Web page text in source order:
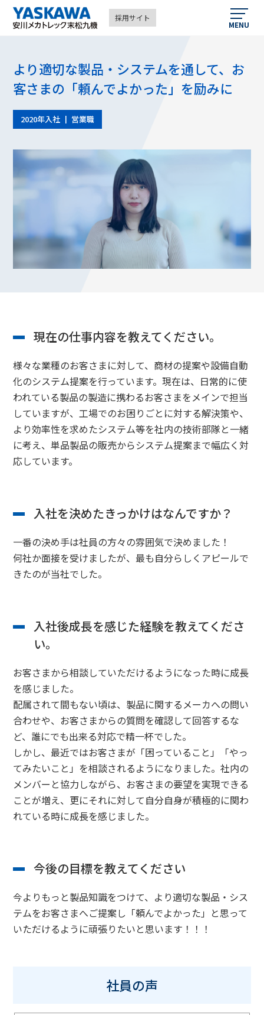
採用サイト
MENU
プロジェクトストーリー
前例のないプロジェクトを営業・技術の若手で達成
営業と技術で取り組む「顧客満足」と「あるべき働
き方」の両立
37歳で管理職へと駆け上がっても続ける“徹底現場主
営業職
技術職
社内SE職
FA機器なら安川メカトレック末松九機 2020
より適切な製品・システムを通して、お
客さまの「頼んでよかった」を励みに
2020年入社 ┃ 営業職
現在の仕事内容を教えてください。
様々な業種のお客さまに対して、商材の提案や設備自動
化のシステム提案を行っています。現在は、日常的に使
われている製品の製造に携わるお客さまをメインで担当
していますが、工場でのお困りごとに対する解決策や、
より効率性を求めたシステム等を社内の技術部隊と一緒
に考え、単品製品の販売からシステム提案まで幅広く対
応しています。
入社を決めたきっかけはなんですか？
一番の決め手は社員の方々の雰囲気で決めました！
何社か面接を受けましたが、最も自分らしくアピールで
きたのが当社でした。
入社後成長を感じた経験を教えてくださ
い。
お客さまから相談していただけるようになった時に成長
を感じました。
配属されて間もない頃は、製品に関するメーカへの問い
合わせや、お客さまからの質問を確認して回答するな
ど、誰にでも出来る対応で精一杯でした。
しかし、最近ではお客さまが「困っていること」「やっ
てみたいこと」を相談されるようになりました。社内の
メンバーと協力しながら、お客さまの要望を実現できる
ことが増え、更にそれに対して自分自身が積極的に関わ
れている時に成長を感じました。
今後の目標を教えてください
今よりもっと製品知識をつけて、より適切な製品・シス
テムをお客さまへご提案し「頼んでよかった」と思って
いただけるように頑張りたいと思います！！！
社員の声